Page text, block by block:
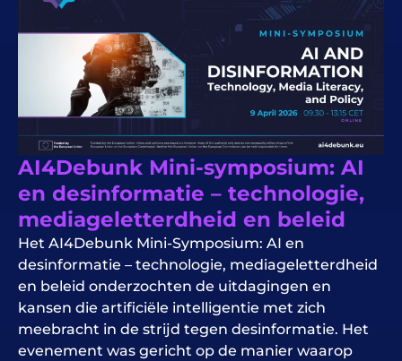
AI4Debunk Mini-symposium: AI
en desinformatie – technologie,
mediageletterdheid en beleid
Het AI4Debunk Mini-Symposium: AI en
desinformatie – technologie, mediageletterdheid
en beleid onderzochten de uitdagingen en
kansen die artificiële intelligentie met zich
meebracht in de strijd tegen desinformatie. Het
evenement was gericht op de manier waarop